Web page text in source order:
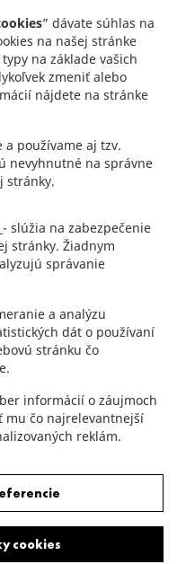
5941 8200
5941 8855
ÚDAJOV
JTRE.
” dávate súhlas na
na našej stránke
na základe vašich
zmeniť alebo
nájdete na stránke
a používame aj tzv.
nevyhnutné na správne
stránky.
- slúžia na zabezpečenie
stránky. Žiadnym
správanie
a analýzu
dát o používaní
stránku čo
informácií o záujmoch
mu čo najrelevantnejší
reklám.
cookies
cookies